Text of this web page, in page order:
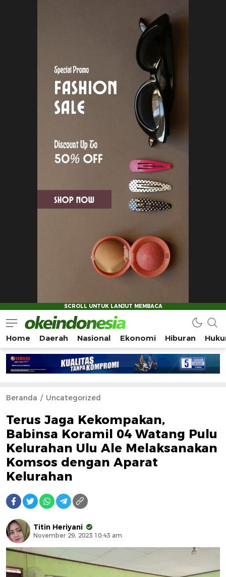
Okeindonesia.Online
Mengonlinekan Indonesia Secara Utuh
Home Daerah Nasional Ekonomi Hiburan
Beranda Uncategorized
Terus Jaga Kekompakan,
Babinsa Koramil 04 Watang Pulu
Kelurahan Ulu Ale Melaksanakan
Komsos dengan Aparat
Kelurahan
Titin Heriyani
November 29, 2023 10:43 am